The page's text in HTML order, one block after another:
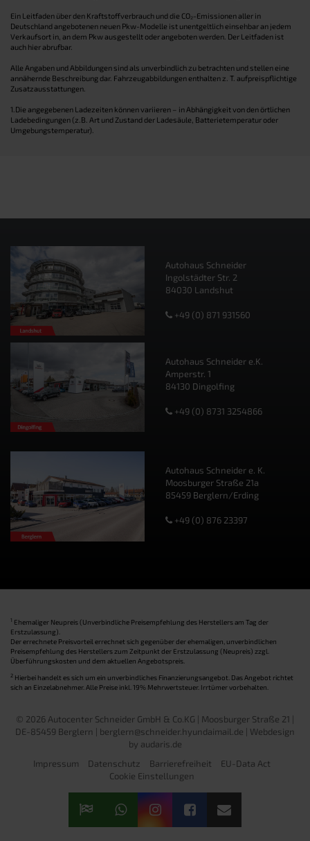
Ein Leitfaden über den Kraftstoffverbrauch und die CO₂-Emissionen aller in
Deutschland angebotenen neuen Pkw-Modelle ist unentgeltlich einsehbar an jedem
Verkaufsort in, an dem Pkw ausgestellt oder angeboten werden. Der Leitfaden ist
auch hier abrufbar.
Alle Angaben und Abbildungen sind als unverbindlich zu betrachten und stellen eine
annähernde Beschreibung dar. Fahrzeugabbildungen enthalten z. T. aufpreispflichtige
Zusatzausstattungen.
1.Die angegebenen Ladezeiten können variieren – in Abhängigkeit von den örtlichen
Ladebedingungen (z.B. Art und Zustand der Ladesäule, Batterietemperatur oder
Umgebungstemperatur).
Autohaus Schneider
Ingolstädter Str. 2
84030 Landshut
+49 (0) 871 931560
Autohaus Schneider e.K.
Amperstr. 1
84130 Dingolfing
+49 (0) 8731 3254866
Autohaus Schneider e. K.
Moosburger Straße 21a
85459 Berglern/Erding
+49 (0) 876 23397
1 Ehemaliger Neupreis (Unverbindliche Preisempfehlung des Herstellers am Tag der
Erstzulassung).
Der errechnete Preisvorteil errechnet sich gegenüber der ehemaligen, unverbindlichen
Preisempfehlung des Herstellers zum Zeitpunkt der Erstzulassung (Neupreis) zzgl.
Überführungskosten und dem aktuellen Angebotspreis.
2 Hierbei handelt es sich um ein unverbindliches Finanzierungsangebot. Das Angebot richtet
sich an Einzelabnehmer. Alle Preise inkl. 19% Mehrwertsteuer. Irrtümer vorbehalten.
© 2026 Autocenter Schneider GmbH & Co.KG | Moosburger Straße 21 |
DE-85459 Berglern | berglern@schneider.hyundaimail.de | Webdesign
by audaris.de
Impressum
Datenschutz Barrierefreiheit
EU-Data Act
Cookie Einstellungen